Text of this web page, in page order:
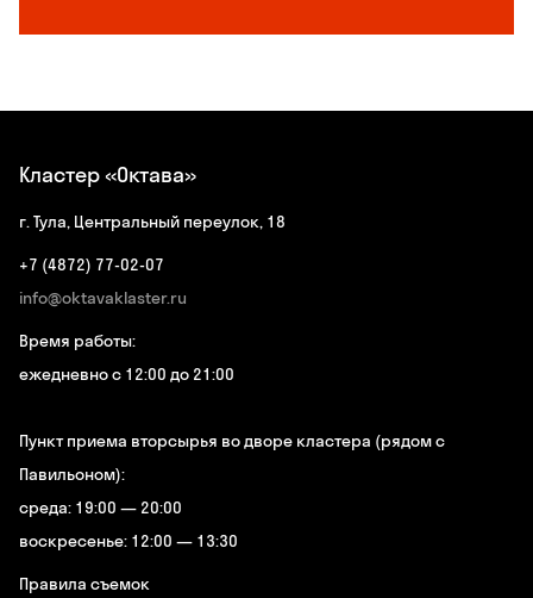
Кластер «Октава»
г. Тула, Центральный переулок, 18
+7 (4872) 77-02-07
info@oktavaklaster.ru
Время работы:
ежедневно с 12:00 до 21:00
Пункт приема вторсырья во дворе кластера (рядом с
Павильоном):
среда: 19:00 — 20:00
воскресенье: 12:00 — 13:30
Правила съемок